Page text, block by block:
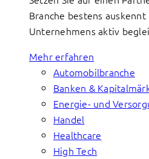
Branche bestens
Unternehmens aktiv
Mehr erfahren
Automobilbranche
Banken &
Energie- und
Handel
Healthcare
High Tech